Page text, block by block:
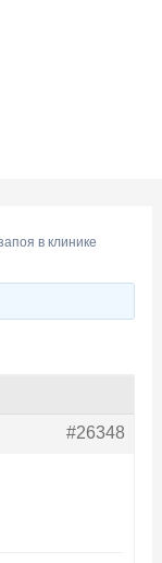
в клинике
#26348